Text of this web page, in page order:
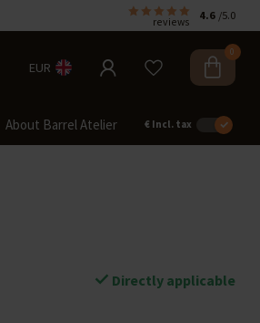
reviews 4.6 /5.0
EUR
0
About Barrel Atelier € Incl. tax
Directly applicable